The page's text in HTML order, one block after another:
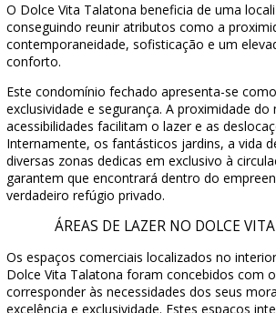
O Dolce Vita Talatona beneficia de uma
conseguindo reunir atributos como a
contemporaneidade, sofisticação e um
conforto.
Este condomínio fechado apresenta-se
exclusividade e segurança. A proximidade
acessibilidades facilitam o lazer e as
Internamente, os fantásticos jardins, a vida
diversas zonas dedicas em exclusivo à
garantem que encontrará dentro do
verdadeiro refúgio privado.
ÁREAS DE LAZER NO DOLCE
Os espaços comerciais localizados no
Dolce Vita Talatona foram concebidos com
corresponder às necessidades dos seus
excelência e exclusividade. Estes espaços